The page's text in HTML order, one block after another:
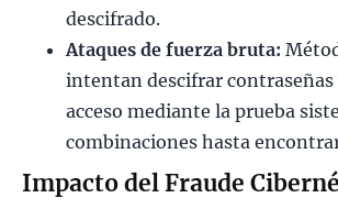
descifrado.
Ataques de fuerza bruta:
intentan descifrar contraseñas
acceso mediante la prueba
combinaciones hasta
Impacto del Fraude